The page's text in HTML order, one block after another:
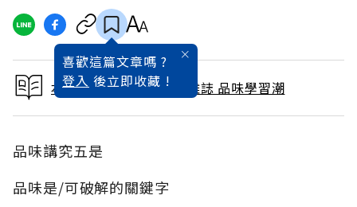
喜歡這篇文章嗎 ?
登入 後立即收藏 !
本文出自 2008 / 2月號雜誌 品味學習潮
品味講究五是
品味是/可破解的關鍵字